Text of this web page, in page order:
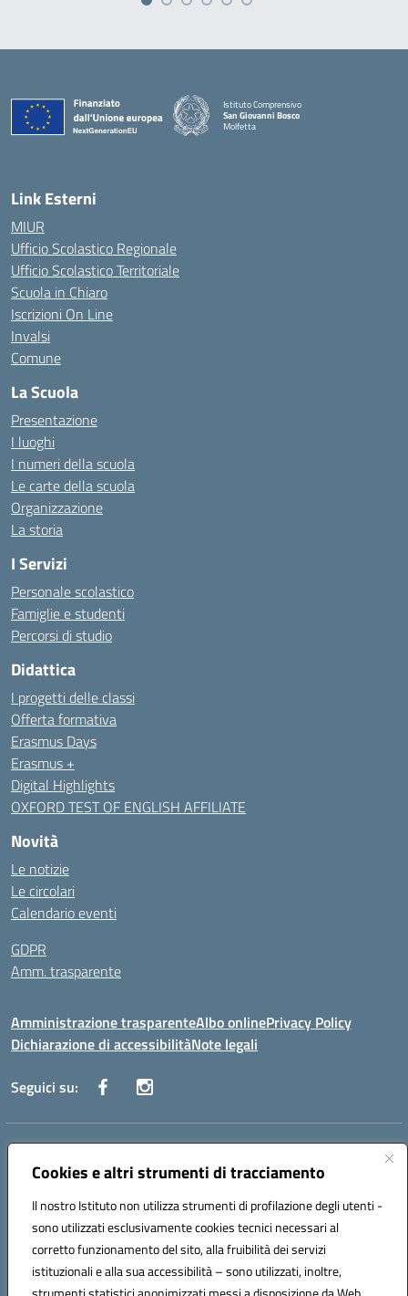
Cookies e altri strumenti di tracciamento
Il nostro Istituto non utilizza strumenti di profilazione degli utenti -
sono utilizzati esclusivamente cookies tecnici necessari al
corretto funzionamento del sito, alla fruibilità dei servizi
istituzionali e alla sua accessibilità – sono utilizzati, inoltre,
Istituto Comprensivo
San Giovanni Bosco
Molfetta
Link Esterni
MIUR
Ufficio Scolastico Regionale
Ufficio Scolastico Territoriale
Scuola in Chiaro
Iscrizioni On Line
Invalsi
Comune
La Scuola
Presentazione
I luoghi
I numeri della scuola
Le carte della scuola
Organizzazione
La storia
I Servizi
Personale scolastico
Famiglie e studenti
Percorsi di studio
Didattica
I progetti delle classi
Offerta formativa
Erasmus Days
Erasmus +
Digital Highlights
OXFORD TEST OF ENGLISH AFFILIATE
Novità
Le notizie
Le circolari
Calendario eventi
GDPR
Amm. trasparente
Amministrazione trasparenteAlbo onlinePrivacy Policy
Dichiarazione di accessibilitàNote legali
Seguici su:
Indirizzo:
Centralino:+39 080 2446680 Email:baic882008@istruzione.it
Codice fiscale: 80023470729
Codice meccanografico:
BAIC882008
Codice unico di fatturazione (CUF): UFEUNT